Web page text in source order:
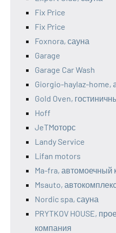
Fix Price
Fix Price
Foxnora, сауна
Garage
Garage Car Wash
Giorgio-haylaz-home,
Gold Oven,
Hoff
JeTMоторс
Landy Service
Lifan motors
Ma-fra, автомоечный
Msauto,
Nordic spa, сауна
PRYTKOV HOUSE,
компания